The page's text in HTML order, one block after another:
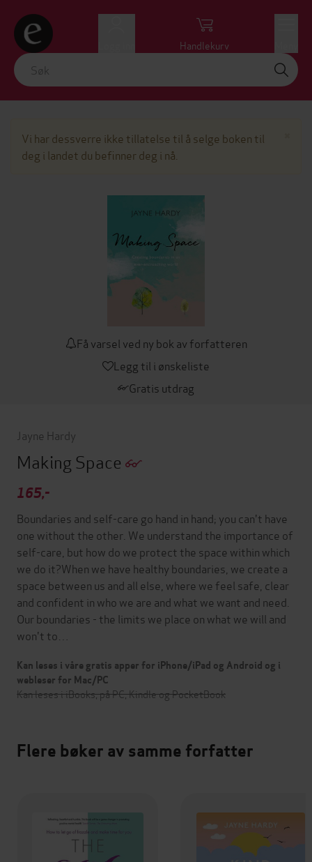
Handlekurv
Vi har dessverre ikke tillatelse til å selge boken til
deg i landet du befinner deg i nå.
Få varsel ved ny bok av forfatteren
Legg til i ønskeliste
Gratis utdrag
Jayne Hardy
Making Space
165,-
Boundaries and self-care go hand in hand; you can't have
one without the other. We understand the importance of
self-care, but how do we protect the space within which
we do it?When we have healthy boundaries, we create a
space between us and all else, where we feel safe, clear
and confident in who we are and what we want and need.
Our boundaries - the limits we place on what we will and
won't to…
Kan leses i våre gratis apper for iPhone/iPad og Android og i
webleser for Mac/PC
Kan leses i iBooks, på PC, Kindle og PocketBook
Flere bøker av samme forfatter